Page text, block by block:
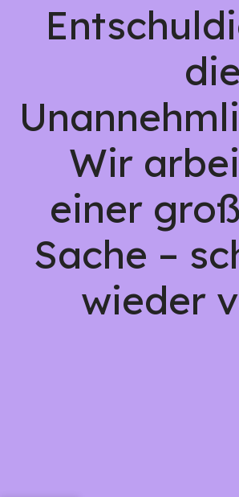
die
Wir
einer
Sache –
wieder